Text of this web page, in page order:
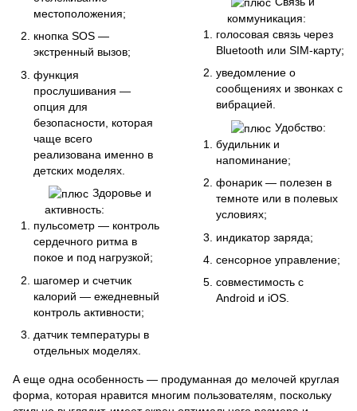
местоположения;
кнопка SOS —
экстренный вызов;
функция
прослушивания —
опция для
безопасности, которая
чаще всего
реализована именно в
детских моделях.
Здоровье и
активность:
пульсометр — контроль
сердечного ритма в
покое и под нагрузкой;
шагомер и счетчик
калорий — ежедневный
контроль активности;
датчик температуры в
отдельных моделях.
коммуникация:
голосовая связь через
Bluetooth или SIM-карту;
уведомление о
сообщениях и звонках с
вибрацией.
Удобство:
будильник и
напоминание;
фонарик — полезен в
темноте или в полевых
условиях;
индикатор заряда;
сенсорное управление;
совместимость с
Android и iOS.
А еще одна особенность — продуманная до мелочей круглая
форма, которая нравится многим пользователям, поскольку